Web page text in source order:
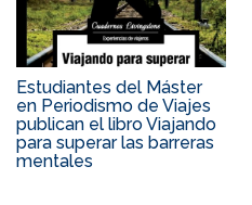
Estudiantes del Máster
en Periodismo de Viajes
publican el libro Viajando
para superar las barreras
mentales